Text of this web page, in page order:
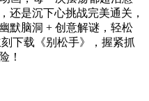
还是沉下心挑战完美通关，
默脑洞 + 创意解谜，轻松
下载《别松手》，握紧抓
！